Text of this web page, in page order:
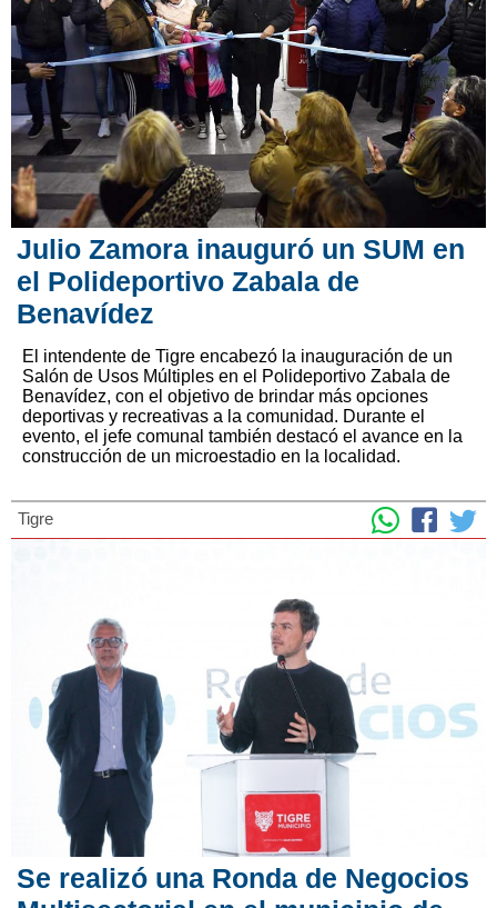
Julio Zamora inauguró un SUM en
el Polideportivo Zabala de
Benavídez
El intendente de Tigre encabezó la inauguración de un
Salón de Usos Múltiples en el Polideportivo Zabala de
Benavídez, con el objetivo de brindar más opciones
deportivas y recreativas a la comunidad. Durante el
evento, el jefe comunal también destacó el avance en la
construcción de un microestadio en la localidad.
Tigre
Se realizó una Ronda de Negocios